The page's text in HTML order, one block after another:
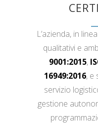
L’azienda, in
qualitativi e
9001:2015,
16949:2016, e
servizio
gestione